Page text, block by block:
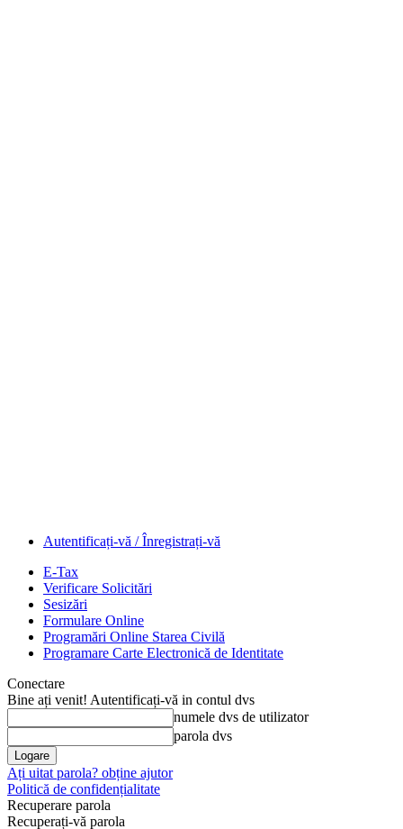
Autentificați-vă / Înregistrați-vă
E-Tax
Verificare Solicitări
Sesizări
Formulare Online
Programări Online Starea Civilă
Programare Carte Electronică de Identitate
Conectare
Bine ați venit! Autentificați-vă in contul dvs
numele dvs de utilizator
parola dvs
Ați uitat parola? obține ajutor
Politică de confidențialitate
Recuperare parola
Recuperați-vă parola